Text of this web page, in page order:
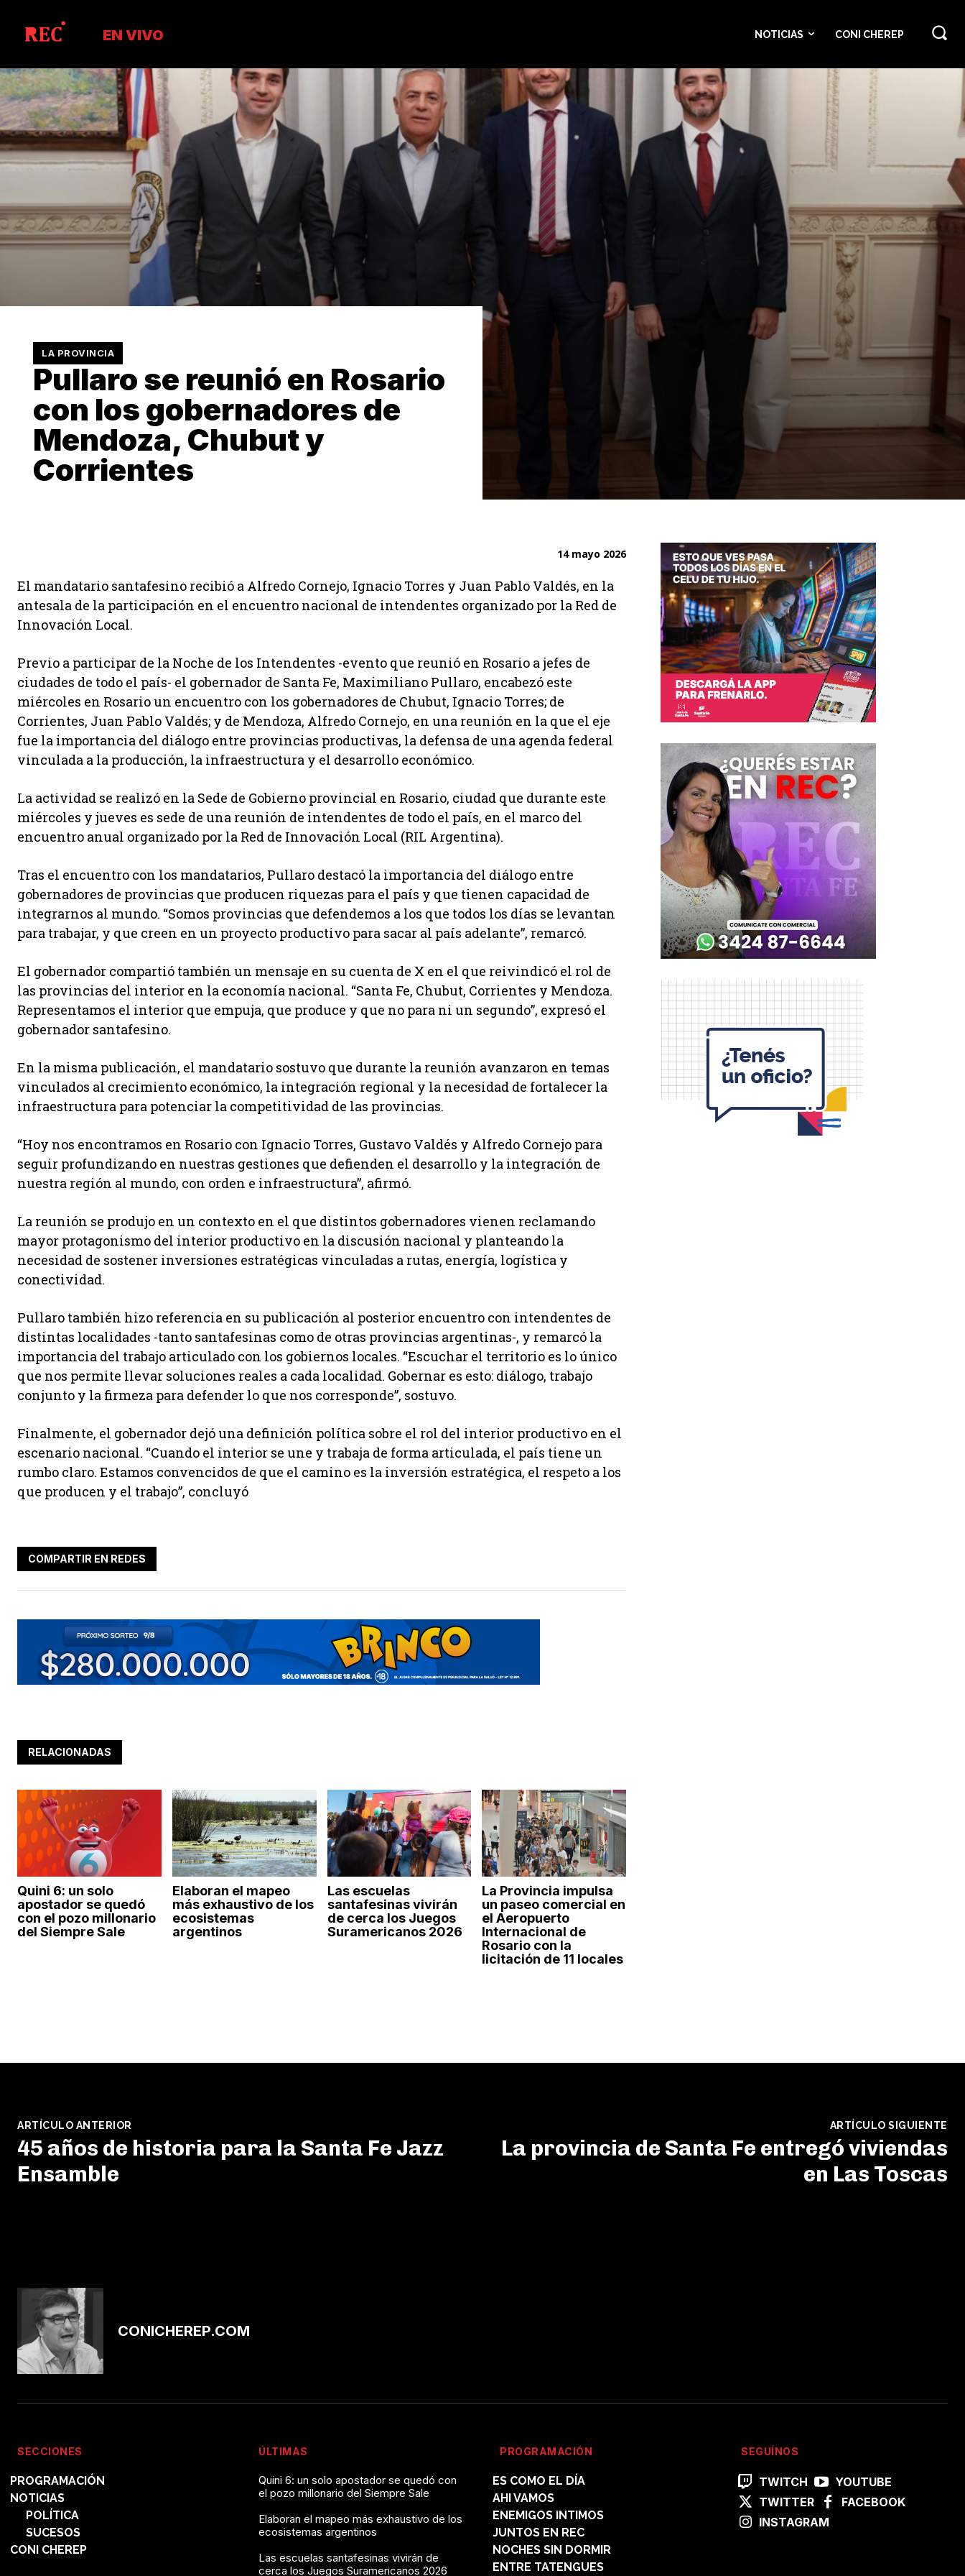
EN VIVO NOTICIAS CONI CHEREP
LA PROVINCIA
Pullaro se reunió en Rosario
con los gobernadores de
Mendoza, Chubut y
Corrientes
14 mayo 2026
El mandatario santafesino recibió a Alfredo Cornejo, Ignacio Torres y Juan Pablo Valdés, en la
antesala de la participación en el encuentro nacional de intendentes organizado por la Red de
Innovación Local.
Previo a participar de la Noche de los Intendentes -evento que reunió en Rosario a jefes de
ciudades de todo el país- el gobernador de Santa Fe, Maximiliano Pullaro, encabezó este
miércoles en Rosario un encuentro con los gobernadores de Chubut, Ignacio Torres; de
Corrientes, Juan Pablo Valdés; y de Mendoza, Alfredo Cornejo, en una reunión en la que el eje
fue la importancia del diálogo entre provincias productivas, la defensa de una agenda federal
vinculada a la producción, la infraestructura y el desarrollo económico.
La actividad se realizó en la Sede de Gobierno provincial en Rosario, ciudad que durante este
miércoles y jueves es sede de una reunión de intendentes de todo el país, en el marco del
encuentro anual organizado por la Red de Innovación Local (RIL Argentina).
Tras el encuentro con los mandatarios, Pullaro destacó la importancia del diálogo entre
gobernadores de provincias que producen riquezas para el país y que tienen capacidad de
integrarnos al mundo. “Somos provincias que defendemos a los que todos los días se levantan
para trabajar, y que creen en un proyecto productivo para sacar al país adelante”, remarcó.
El gobernador compartió también un mensaje en su cuenta de X en el que reivindicó el rol de
las provincias del interior en la economía nacional. “Santa Fe, Chubut, Corrientes y Mendoza.
Representamos el interior que empuja, que produce y que no para ni un segundo”, expresó el
gobernador santafesino.
En la misma publicación, el mandatario sostuvo que durante la reunión avanzaron en temas
vinculados al crecimiento económico, la integración regional y la necesidad de fortalecer la
infraestructura para potenciar la competitividad de las provincias.
“Hoy nos encontramos en Rosario con Ignacio Torres, Gustavo Valdés y Alfredo Cornejo para
seguir profundizando en nuestras gestiones que defienden el desarrollo y la integración de
nuestra región al mundo, con orden e infraestructura”, afirmó.
La reunión se produjo en un contexto en el que distintos gobernadores vienen reclamando
mayor protagonismo del interior productivo en la discusión nacional y planteando la
necesidad de sostener inversiones estratégicas vinculadas a rutas, energía, logística y
conectividad.
Pullaro también hizo referencia en su publicación al posterior encuentro con intendentes de
distintas localidades -tanto santafesinas como de otras provincias argentinas-, y remarcó la
importancia del trabajo articulado con los gobiernos locales. “Escuchar el territorio es lo único
que nos permite llevar soluciones reales a cada localidad. Gobernar es esto: diálogo, trabajo
conjunto y la firmeza para defender lo que nos corresponde”, sostuvo.
Finalmente, el gobernador dejó una definición política sobre el rol del interior productivo en el
escenario nacional. “Cuando el interior se une y trabaja de forma articulada, el país tiene un
rumbo claro. Estamos convencidos de que el camino es la inversión estratégica, el respeto a los
que producen y el trabajo”, concluyó
COMPARTIR EN REDES
RELACIONADAS
Quini 6: un solo
apostador se quedó
con el pozo millonario
del Siempre Sale
Elaboran el mapeo
más exhaustivo de los
ecosistemas
argentinos
Las escuelas
santafesinas vivirán
de cerca los Juegos
Suramericanos 2026
La Provincia impulsa
un paseo comercial en
el Aeropuerto
Internacional de
Rosario con la
licitación de 11 locales
ARTÍCULO ANTERIOR
45 años de historia para la Santa Fe Jazz
Ensamble
ARTÍCULO SIGUIENTE
La provincia de Santa Fe entregó viviendas
en Las Toscas
CONICHEREP.COM
SECCIONES
PROGRAMACIÓN
NOTICIAS
POLÍTICA
SUCESOS
CONI CHEREP
ÚLTIMAS
Quini 6: un solo apostador se quedó con
el pozo millonario del Siempre Sale
Elaboran el mapeo más exhaustivo de los
ecosistemas argentinos
Las escuelas santafesinas vivirán de
cerca los Juegos Suramericanos 2026
PROGRAMACIÓN
ES COMO EL DÍA
AHI VAMOS
ENEMIGOS INTIMOS
JUNTOS EN REC
NOCHES SIN DORMIR
ENTRE TATENGUES
SEGUÍNOS
TWITCH
YOUTUBE
TWITTER
FACEBOOK
INSTAGRAM